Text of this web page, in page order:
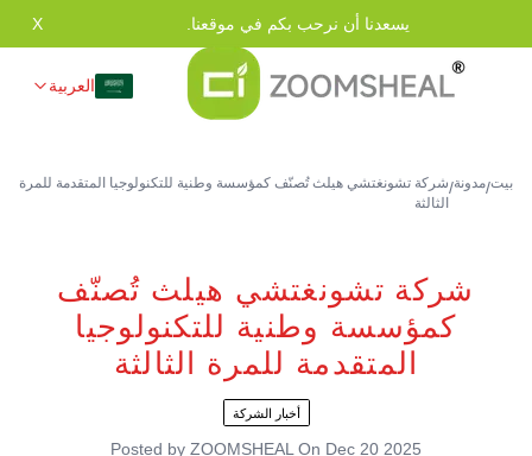
يسعدنا أن نرحب بكم في موقعنا. X
العربية
بيت/مدونة/شركة تشونغتشي هيلث تُصنّف كمؤسسة وطنية للتكنولوجيا المتقدمة للمرة
الثالثة
شركة تشونغتشي هيلث تُصنّف
كمؤسسة وطنية للتكنولوجيا
المتقدمة للمرة الثالثة
أخبار الشركة
Posted by ZOOMSHEAL On Dec 20 2025